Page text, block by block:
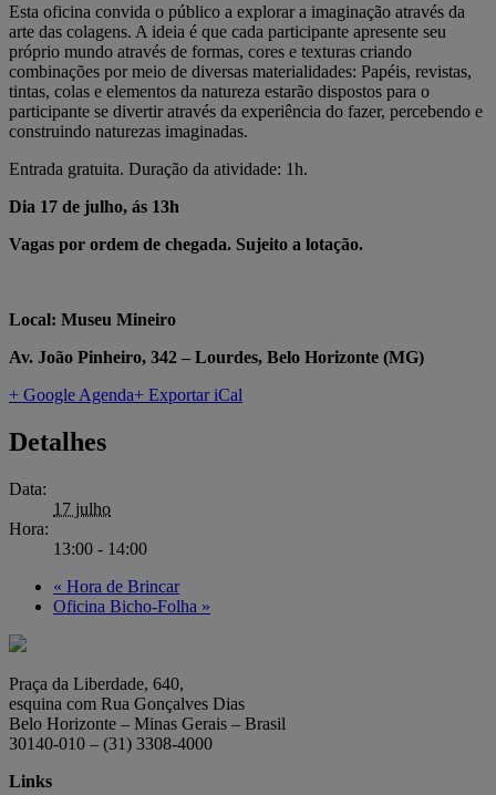
Esta oficina convida o público a explorar a imaginação através da
arte das colagens. A ideia é que cada participante apresente seu
próprio mundo através de formas, cores e texturas criando
combinações por meio de diversas materialidades: Papéis, revistas,
tintas, colas e elementos da natureza estarão dispostos para o
participante se divertir através da experiência do fazer, percebendo e
construindo naturezas imaginadas.
Entrada gratuita. Duração da atividade: 1h.
Dia 17 de julho, ás 13h
Vagas por ordem de chegada. Sujeito a lotação.
Local: Museu Mineiro
Av. João Pinheiro, 342 – Lourdes, Belo Horizonte (MG)
+ Google Agenda+ Exportar iCal
Detalhes
Data:
17 julho
Hora:
13:00 - 14:00
« Hora de Brincar
Oficina Bicho-Folha »
Praça da Liberdade, 640,
esquina com Rua Gonçalves Dias
Belo Horizonte – Minas Gerais – Brasil
30140-010 – (31) 3308-4000
Links